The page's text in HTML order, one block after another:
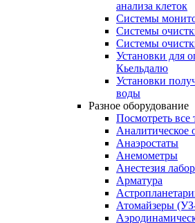
анализа клеток
Системы
Системы
Системы
Установки для
Кьельдалю
Установки
воды
Разное оборудование
Посмотреть все
Аналитическое
Анаэростаты
Анемометры
Анестезия
Арматура
Атомайзеры